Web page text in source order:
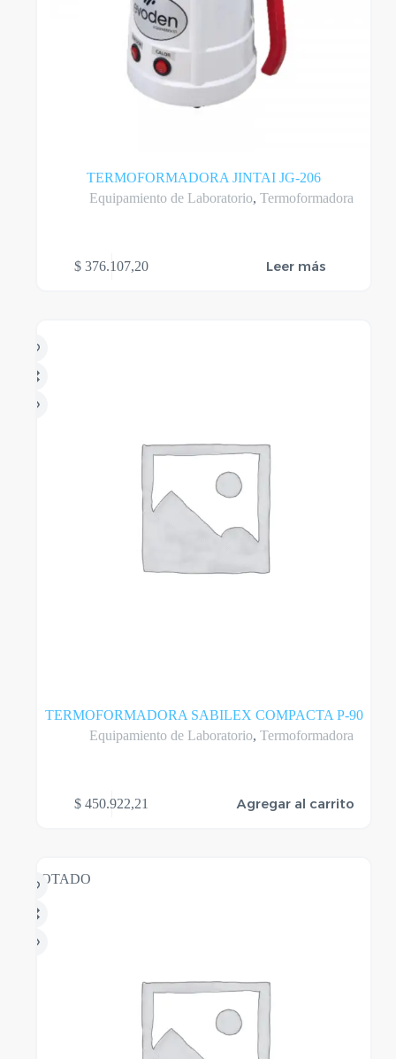
TERMOFORMADORA JINTAI JG-206
Equipamiento de Laboratorio,Termoformadora
$ 376.107,20 Leer más
TERMOFORMADORA SABILEX COMPACTA P-90
Equipamiento de Laboratorio,Termoformadora
$ 450.922,21 Agregar al carrito
AGOTADO